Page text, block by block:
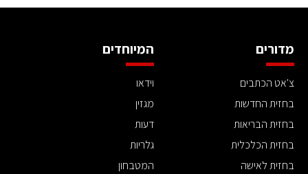
מדורים
צ'אט הכתבים
בחזית החדשות
בחזית הבריאות
בחזית הכלכלית
בחזית לאישה
המיוחדים
וידאו
מגזין
דעות
גלריות
המטבחון